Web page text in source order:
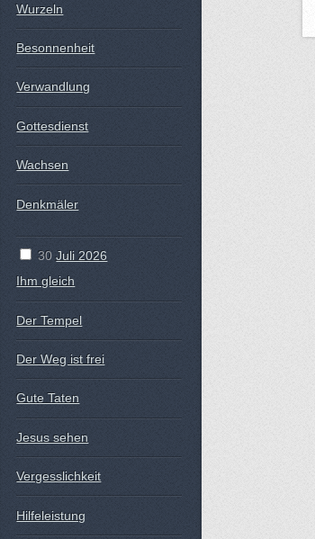
Wurzeln
Besonnenheit
Verwandlung
Gottesdienst
Wachsen
Denkmäler
30 Juli 2026
Ihm gleich
Der Tempel
Der Weg ist frei
Gute Taten
Jesus sehen
Vergesslichkeit
Hilfeleistung